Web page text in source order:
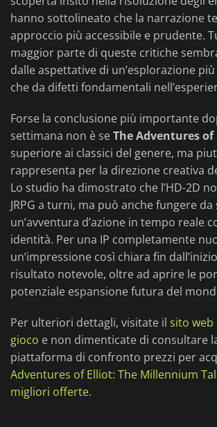
hanno sottolineato che la narrazione
approccio più accessibile e prudente.
maggior parte di queste critiche
dalle aspettative di un’esplorazione
che da difetti fondamentali
Forse la conclusione più importante
settimana non è seThe Adventures
superiore ai classici del genere, ma
rappresenta per la direzione creativa
Lo studio ha dimostrato che l’HD-2D
JRPG a turni, ma può anche fungere
un’avventura d’azione in tempo reale
identità. Per una IP completamente
un’impressione così chiara fin
risultato notevole, oltre ad aprire le
potenziale espansione futura del
Per ulteriori dettagli, visitate il sito web
gioco e non dimenticate di consultare
piattaforma di confronto prezzi per
Adventures of Elliot: The Millennium
migliori offerte.